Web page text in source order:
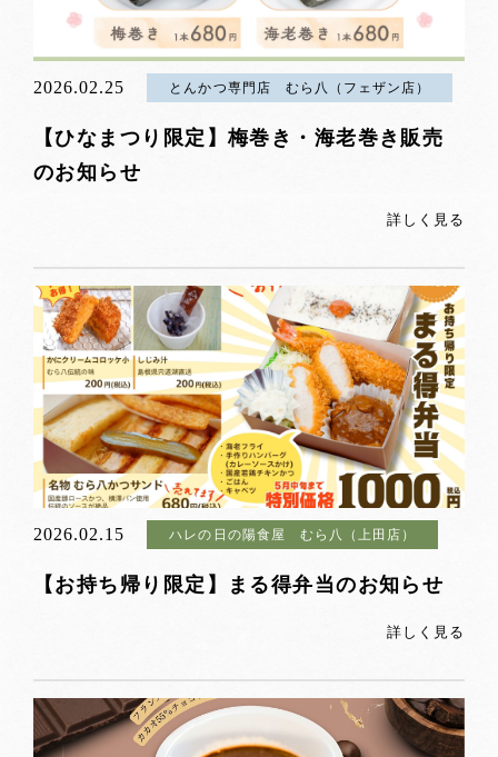
2026.02.25 とんかつ専門店 むら八（フェザン店）
【ひなまつり限定】梅巻き・海老巻き販売
のお知らせ
詳しく見る
2026.02.15 ハレの日の陽食屋 むら八（上田店）
【お持ち帰り限定】まる得弁当のお知らせ
詳しく見る